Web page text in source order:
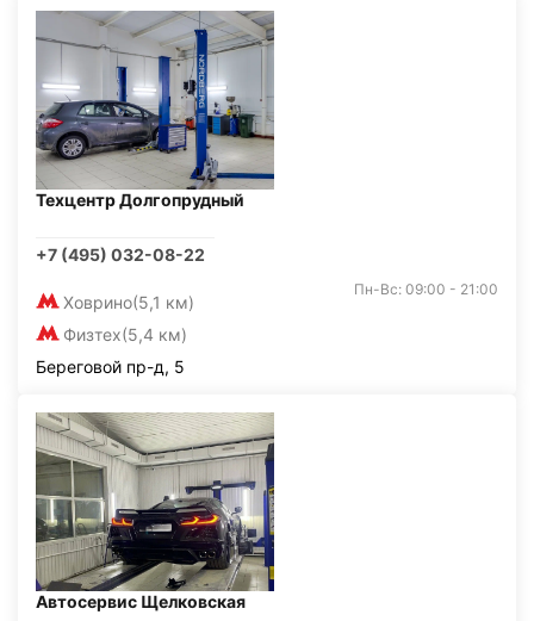
Техцентр Долгопрудный
+7 (495) 032-08-22
Ховрино(5,1 км)
Физтех(5,4 км)
Пн-Вс: 09:00 - 21:00
Береговой пр-д, 5
Автосервис Щелковская